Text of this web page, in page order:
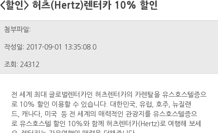
<할인> 허츠(Hertz)렌터카 10% 할인
첨부파일:
작성일: 2017-09-01 13:35:08.0
조회: 24312
전 세계 최대 글로벌렌터카인 허츠렌터카의 카렌탈을 유스호스텔증으
로 10% 할인 이용할 수 있습니다. 대한민국, 유럽, 호주, 뉴질랜
드, 캐나다, 미국 등 전 세계의 매력적인 관광지를 유스호스텔증으
로 유스호스텔 할인 10%와 함께 허츠렌터카(Hertz)로 여행해 보세